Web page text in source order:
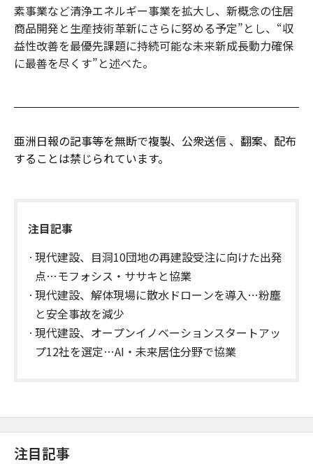
素事業など清浄エネルギー事業を拡大し、新概念の住居
商品開発と生産技術革新にさらに努める予定”とし、“収
益性改善を最優先課題に持続可能な未来新成長動力確保
に最善を尽くす”と述べた。
亜洲日報の記事等を無断で複製、公衆送信 、翻案、配布
することは禁じられています。
注目記事
現代建設、目洞10団地の再建設受注に向けた出発
点…モフォシス・ササキと協業
現代建設、解体現場に散水ドローンを導入…粉塵
と安全事故を減少
現代建設、オープンイノベーションスタートアッ
プ12社を選定…AI・未来居住分野で協業
注目記事